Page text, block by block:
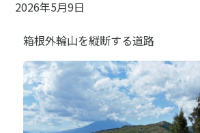
2026年5月9日
箱根外輪山を縦断する道路